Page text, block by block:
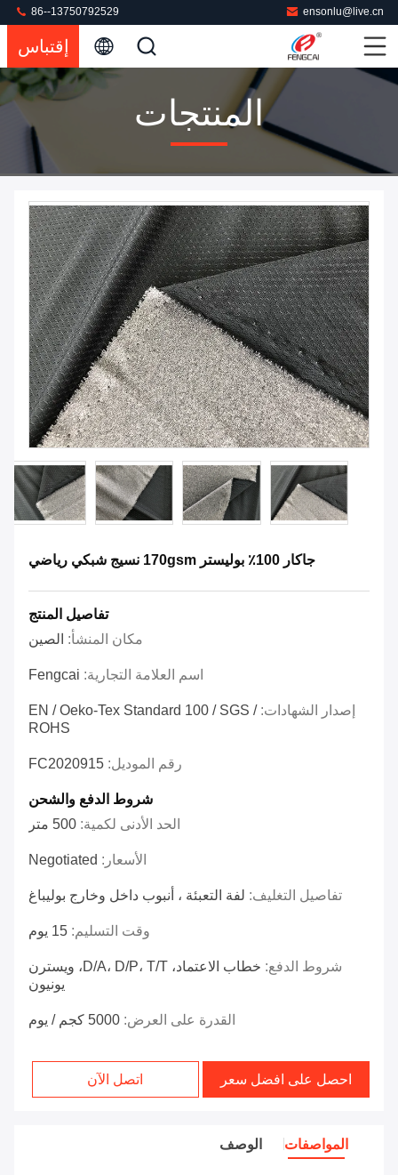
ensonlu@live.cn
86--13750792529
إقتباس
المنتجات
جاكار 100٪ بوليستر 170gsm نسيج شبكي رياضي
تفاصيل المنتج
مكان المنشأ: الصين
اسم العلامة التجارية: Fengcai
إصدار الشهادات: EN / Oeko-Tex Standard 100 / SGS /
ROHS
رقم الموديل: FC2020915
شروط الدفع والشحن
الحد الأدنى لكمية: 500 متر
الأسعار: Negotiated
تفاصيل التغليف: لفة التعبئة ، أنبوب داخل وخارج بوليباغ
وقت التسليم: 15 يوم
شروط الدفع:
خطاب الاعتماد، D/A، D/P، T/T، ويسترن
يونيون
القدرة على العرض: 5000 كجم / يوم
احصل على افضل سعر اتصل الآن
المواصفات الوصف